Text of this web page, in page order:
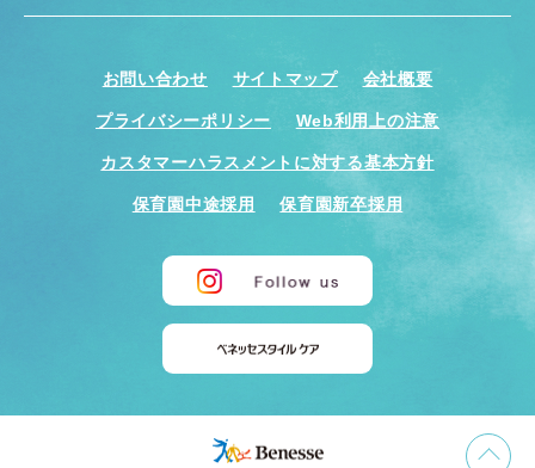
お問い合わせ サイトマップ 会社概要
プライバシーポリシー Web利用上の注意
カスタマーハラスメントに対する基本方針
保育園中途採用 保育園新卒採用